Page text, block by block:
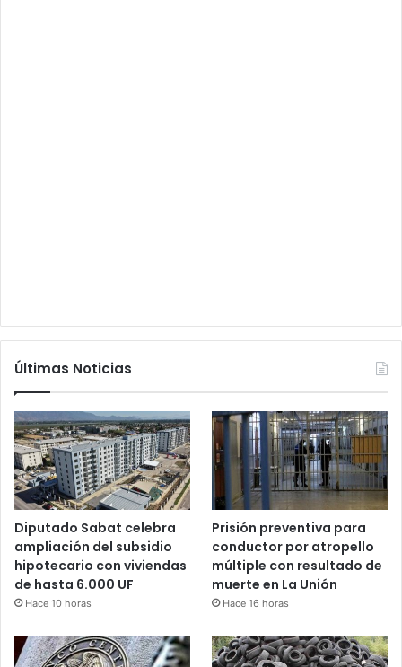
Últimas Noticias
Diputado Sabat celebra
ampliación del subsidio
hipotecario con viviendas
de hasta 6.000 UF
Hace 10 horas
Prisión preventiva para
conductor por atropello
múltiple con resultado de
muerte en La Unión
Hace 16 horas